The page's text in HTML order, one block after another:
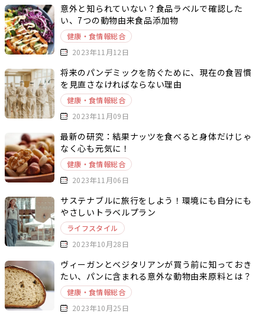
意外と知られていない？食品ラベルで確認した
い、7つの動物由来食品添加物
健康・食情報総合
2023年11月12日
将来のパンデミックを防ぐために、現在の食習慣
を見直さなければならない理由
健康・食情報総合
2023年11月09日
最新の研究：結果ナッツを食べると身体だけじゃ
なく心も元気に！
健康・食情報総合
2023年11月06日
サステナブルに旅行をしよう！環境にも自分にも
やさしいトラベルプラン
ライフスタイル
2023年10月28日
ヴィーガンとベジタリアンが買う前に知っておき
たい、パンに含まれる意外な動物由来原料とは？
健康・食情報総合
2023年10月25日